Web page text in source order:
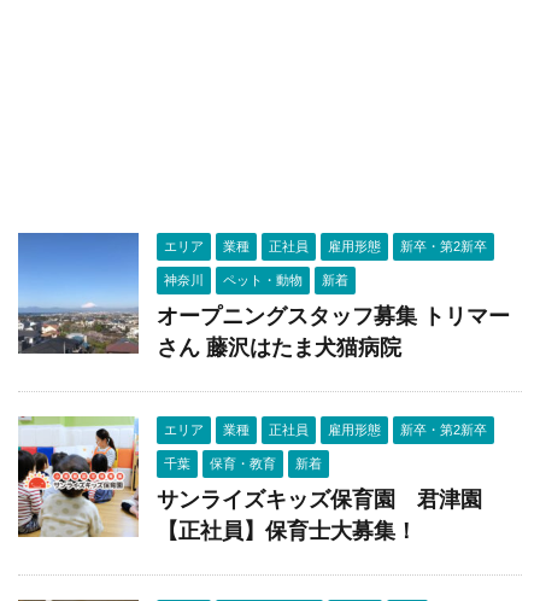
エリア 業種 正社員 雇用形態 新卒・第2新卒
神奈川 ペット・動物 新着
オープニングスタッフ募集 トリマー
さん 藤沢はたま犬猫病院
エリア 業種 正社員 雇用形態 新卒・第2新卒
千葉 保育・教育 新着
サンライズキッズ保育園 君津園
【正社員】保育士大募集！